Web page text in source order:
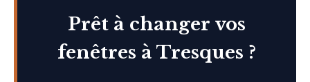
Prêt à changer vos
fenêtres à Tresques ?